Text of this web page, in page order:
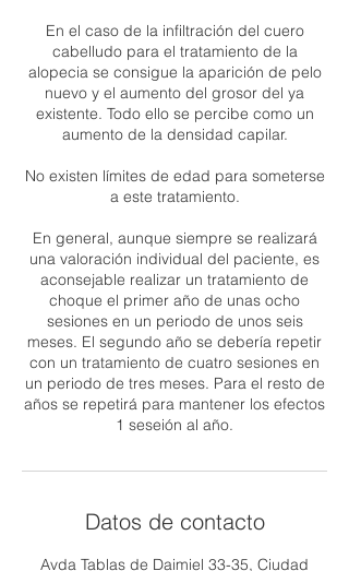
En el caso de la infiltración del cuero
cabelludo para el tratamiento de la
alopecia se consigue la aparición de pelo
nuevo y el aumento del grosor del ya
existente. Todo ello se percibe como un
aumento de la densidad capilar.
No existen límites de edad para someterse
a este tratamiento.
En general, aunque siempre se realizará
una valoración individual del paciente, es
aconsejable realizar un tratamiento de
choque el primer año de unas ocho
sesiones en un periodo de unos seis
meses. El segundo año se debería repetir
con un tratamiento de cuatro sesiones en
un periodo de tres meses. Para el resto de
años se repetirá para mantener los efectos
1 seseión al año.
Datos de contacto
Avda Tablas de Daimiel 33-35, Ciudad